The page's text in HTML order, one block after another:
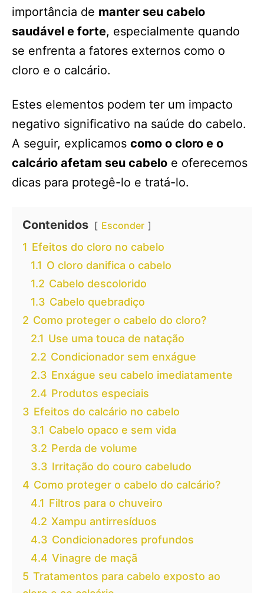
importância de manter seu cabelo
saudável e forte, especialmente quando
se enfrenta a fatores externos como o
cloro e o calcário.
Estes elementos podem ter um impacto
negativo significativo na saúde do cabelo.
A seguir, explicamos como o cloro e o
calcário afetam seu cabelo e oferecemos
dicas para protegê-lo e tratá-lo.
Contenidos Esconder
1 Efeitos do cloro no cabelo
1.1 O cloro danifica o cabelo
1.2 Cabelo descolorido
1.3 Cabelo quebradiço
2 Como proteger o cabelo do cloro?
2.1 Use uma touca de natação
2.2 Condicionador sem enxágue
2.3 Enxágue seu cabelo imediatamente
2.4 Produtos especiais
3 Efeitos do calcário no cabelo
3.1 Cabelo opaco e sem vida
3.2 Perda de volume
3.3 Irritação do couro cabeludo
4 Como proteger o cabelo do calcário?
4.1 Filtros para o chuveiro
4.2 Xampu antirresíduos
4.3 Condicionadores profundos
4.4 Vinagre de maçã
5 Tratamentos para cabelo exposto ao